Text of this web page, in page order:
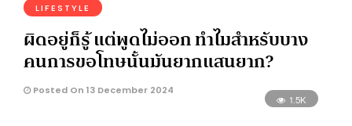
LIFESTYLE
ผิดอยู่ก็รู้ แต่พูดไม่ออก ทำไมสำหรับบาง
คนการขอโทษนั้นมันยากแสนยาก?
Posted On 13 December 2024
1.5K